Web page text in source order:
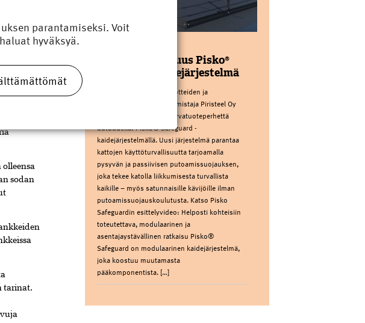
oli yksi
idän
olleensa
sodan
tarinat.
Kattoturvauutuus Pisko®
Safeguard kaidejärjestelmä
Kotimainen kattoturvatuotteiden ja
sadevesijärjestelmien valmistaja Piristeel Oy
laajentaa Pisko®-kattoturvatuoteperhettä
uutuudella: Pisko® Safeguard -
kaidejärjestelmällä. Uusi järjestelmä parantaa
kattojen käyttöturvallisuutta tarjoamalla
pysyvän ja passiivisen putoamissuojauksen,
joka tekee katolla liikkumisesta turvallista
kaikille – myös satunnaisille kävijöille ilman
putoamissuojauskoulutusta. Katso Pisko
Safeguardin esittelyvideo: Helposti kohteisiin
toteutettava, modulaarinen ja
asentajaystävällinen ratkaisu Pisko®
Safeguard on modulaarinen kaidejärjestelmä,
joka koostuu muutamasta
pääkomponentista. […]
parantamiseksi. Voit
hyväksyä.